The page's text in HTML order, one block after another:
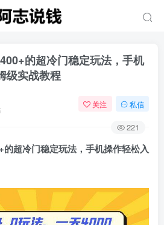
的超冷门稳定玩法，手机
级实战教程
关注 私信
221
的超冷门稳定玩法，手机操作轻松入